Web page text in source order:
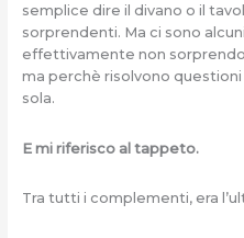
semplice dire il divano o il
sorprendenti. Ma ci sono
effettivamente non
ma perchè risolvono questioni
sola.
E mi riferisco al tappeto.
Tra tutti i complementi, era